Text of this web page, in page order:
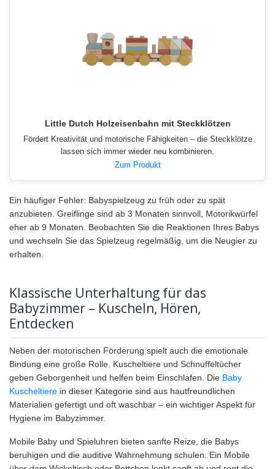
Little Dutch Holzeisenbahn mit Steckklötzen
Fördert Kreativität und motorische Fähigkeiten – die Steckklötze
lassen sich immer wieder neu kombinieren.
Zum Produkt
Ein häufiger Fehler: Babyspielzeug zu früh oder zu spät
anzubieten. Greiflinge sind ab 3 Monaten sinnvoll, Motorikwürfel
eher ab 9 Monaten. Beobachten Sie die Reaktionen Ihres Babys
und wechseln Sie das Spielzeug regelmäßig, um die Neugier zu
erhalten.
Klassische Unterhaltung für das
Babyzimmer – Kuscheln, Hören,
Entdecken
Neben der motorischen Förderung spielt auch die emotionale
Bindung eine große Rolle. Kuscheltiere und Schnuffeltücher
geben Geborgenheit und helfen beim Einschlafen. Die Baby
Kuscheltiere in dieser Kategorie sind aus hautfreundlichen
Materialien gefertigt und oft waschbar – ein wichtiger Aspekt für
Hygiene im Babyzimmer.
Mobile Baby und Spieluhren bieten sanfte Reize, die Babys
beruhigen und die auditive Wahrnehmung schulen. Ein Mobile